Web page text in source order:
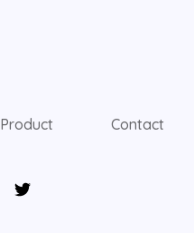
Product Contact